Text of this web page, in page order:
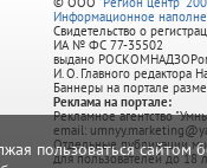
пользоваться сайтом
Информационное
Свидетельство о
ИА № ФС 77‑35502
выдано РОСКОМНАДЗОРом
И. О. Главного редактора
Баннеры на портале
Реклама на портале:
Рекламное агентство
email:
Отдельные публикации
для пользователей до 18